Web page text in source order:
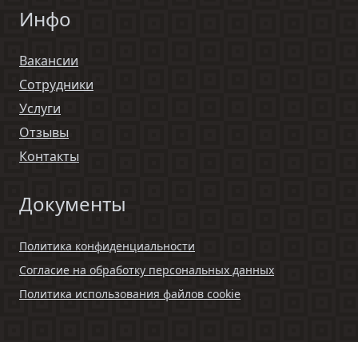
Инфо
Вакансии
Сотрудники
Услуги
Отзывы
Контакты
Документы
Политика конфиденциальности
Согласие на обработку персональных данных
Политика использования файлов cookie